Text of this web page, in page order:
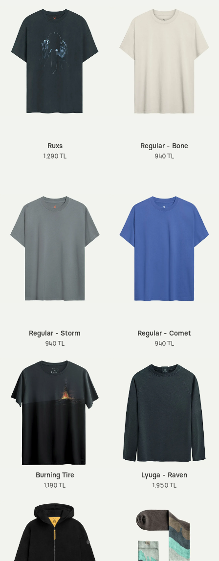
Ruxs
1.290 TL
Regular - Bone
940 TL
Regular - Storm
940 TL
Regular - Comet
940 TL
Burning Tire
1.190 TL
Lyuga - Raven
1.950 TL